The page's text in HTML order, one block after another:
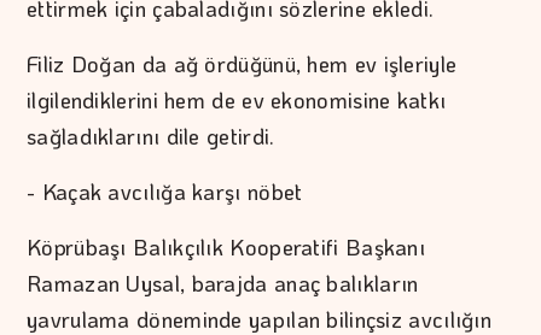
ettirmek için çabaladığını sözlerine ekledi.
Filiz Doğan da ağ ördüğünü, hem ev işleriyle
ilgilendiklerini hem de ev ekonomisine katkı
sağladıklarını dile getirdi.
- Kaçak avcılığa karşı nöbet
Köprübaşı Balıkçılık Kooperatifi Başkanı
Ramazan Uysal, barajda anaç balıkların
yavrulama döneminde yapılan bilinçsiz avcılığın